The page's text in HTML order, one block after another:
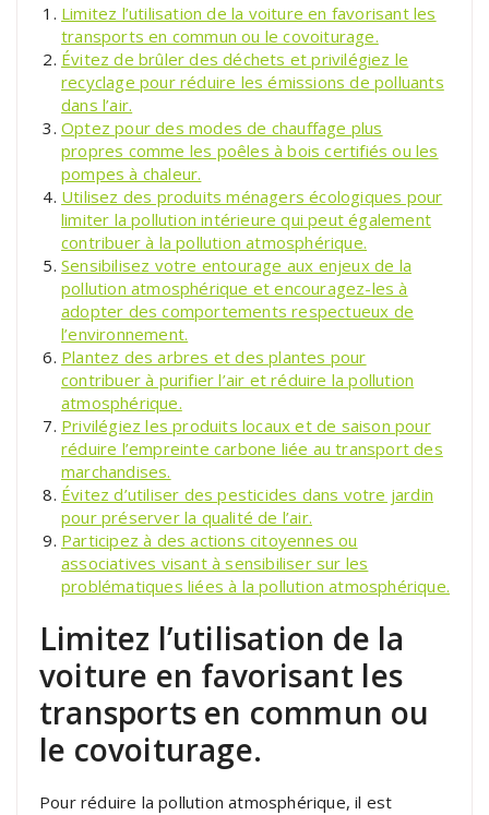
Limitez l’utilisation de la voiture en favorisant les
transports en commun ou le covoiturage.
Évitez de brûler des déchets et privilégiez le
recyclage pour réduire les émissions de polluants
dans l’air.
Optez pour des modes de chauffage plus
propres comme les poêles à bois certifiés ou les
pompes à chaleur.
Utilisez des produits ménagers écologiques pour
limiter la pollution intérieure qui peut également
contribuer à la pollution atmosphérique.
Sensibilisez votre entourage aux enjeux de la
pollution atmosphérique et encouragez-les à
adopter des comportements respectueux de
l’environnement.
Plantez des arbres et des plantes pour
contribuer à purifier l’air et réduire la pollution
atmosphérique.
Privilégiez les produits locaux et de saison pour
réduire l’empreinte carbone liée au transport des
marchandises.
Évitez d’utiliser des pesticides dans votre jardin
pour préserver la qualité de l’air.
Participez à des actions citoyennes ou
associatives visant à sensibiliser sur les
problématiques liées à la pollution atmosphérique.
Limitez l’utilisation de la
voiture en favorisant les
transports en commun ou
le covoiturage.
Pour réduire la pollution atmosphérique, il est